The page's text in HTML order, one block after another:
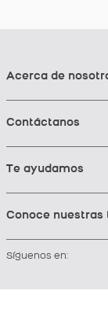
Acerca de
Contáctanos
Te ayudamos
Conoce nuestras
Síguenos en: